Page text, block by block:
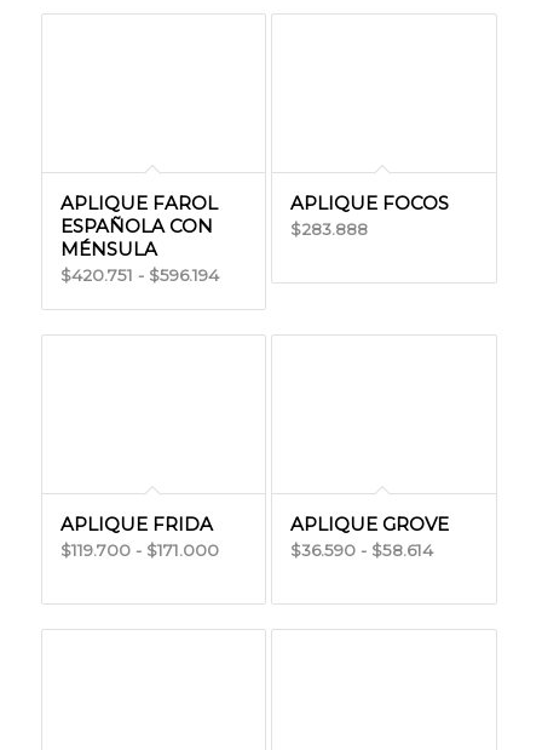
precios:
desde
APLIQUE FAROL
ESPAÑOLA CON
MÉNSULA
$420.751 - $596.194Rango
precios:
APLIQUE FOCOS
$283.888
APLIQUE FRIDA
$119.700 - $171.000Rango
precios:
desde
APLIQUE GROVE
$36.590 - $58.614Rango
precios:
desde